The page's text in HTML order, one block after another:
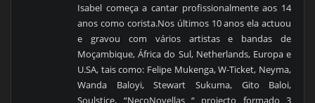
Isabel começa a cantar profissionalmente aos 14
anos como corista.Nos últimos 10 anos ela actuou
e gravou com vários artistas e bandas de
Moçambique, África do Sul, Netherlands, Europa e
U.SA, tais como: Felipe Mukenga, W-Ticket, Neyma,
Wanda Baloyi, Stewart Sukuma, Gito Baloi,
Soulstice, “NecoNovellas “ projecto formado 3